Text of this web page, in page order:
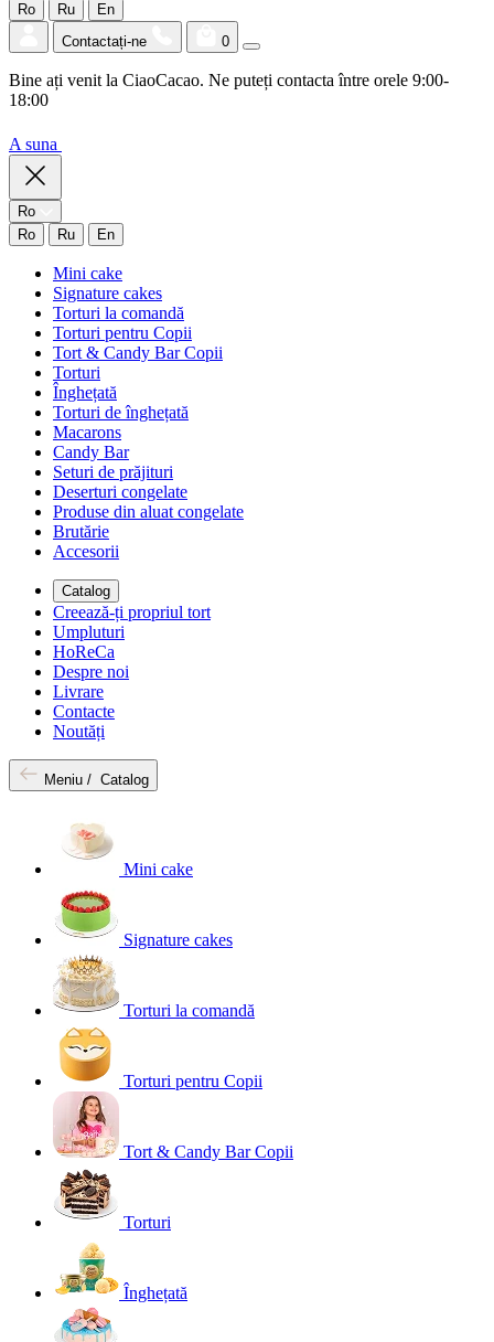
Ro
Ru
En
Contactați-ne
0
Bine ați venit la CiaoCacao. Ne puteți contacta între orele 9:00-
18:00
A suna
Ro
Ro
Ru En
Mini cake
Signature cakes
Torturi la comandă
Torturi pentru Copii
Tort & Candy Bar Copii
Torturi
Înghețată
Torturi de înghețată
Macarons
Candy Bar
Seturi de prăjituri
Deserturi congelate
Produse din aluat congelate
Brutărie
Accesorii
Catalog
Creează-ți propriul tort
Umpluturi
HoReCa
Despre noi
Livrare
Contacte
Noutăți
Meniu / Catalog
Mini cake
Signature cakes
Torturi la comandă
Torturi pentru Copii
Tort & Candy Bar Copii
Torturi
Înghețată